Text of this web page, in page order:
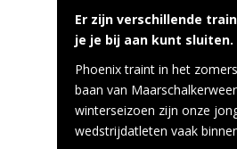
Er zijn verschillende
je je bij aan kunt sluiten.
Phoenix traint in het
baan van
winterseizoen zijn onze
wedstrijdatleten vaak